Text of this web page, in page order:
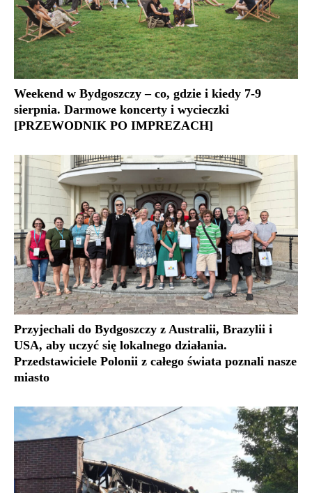
Weekend w Bydgoszczy – co, gdzie i kiedy 7-9
sierpnia. Darmowe koncerty i wycieczki
[PRZEWODNIK PO IMPREZACH]
Przyjechali do Bydgoszczy z Australii, Brazylii i
USA, aby uczyć się lokalnego działania.
Przedstawiciele Polonii z całego świata poznali nasze
miasto